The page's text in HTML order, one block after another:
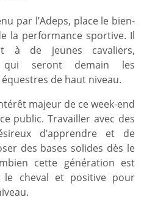
par l’Adeps, place le bien-
la performance sportive. Il
à de jeunes cavaliers,
qui seront demain les
de haut niveau.
majeur de ce week-end
public. Travailler avec des
d’apprendre et de
des bases solides dès le
cette génération est
le cheval et positive pour